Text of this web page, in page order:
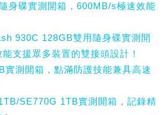
身碟實測開箱，600MB/s極速效能
930C 128GB雙用隨身碟實測開
支援眾多裝置的雙接頭設計！
測開箱，點滿防護技能兼具高速
SE770G 1TB實測開箱，記錄精